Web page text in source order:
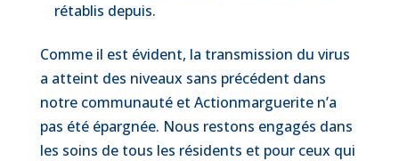
rétablis depuis.
Comme il est évident, la transmission du virus
a atteint des niveaux sans précédent dans
notre communauté et Actionmarguerite n’a
pas été épargnée. Nous restons engagés dans
les soins de tous les résidents et pour ceux qui